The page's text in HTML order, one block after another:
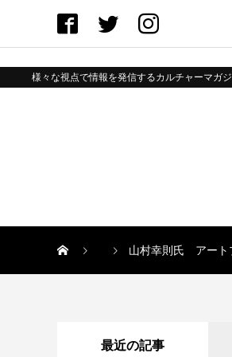
様々な視点で情報を発信するカルチャーマガ
山村幸則氏 アート
最近の記事